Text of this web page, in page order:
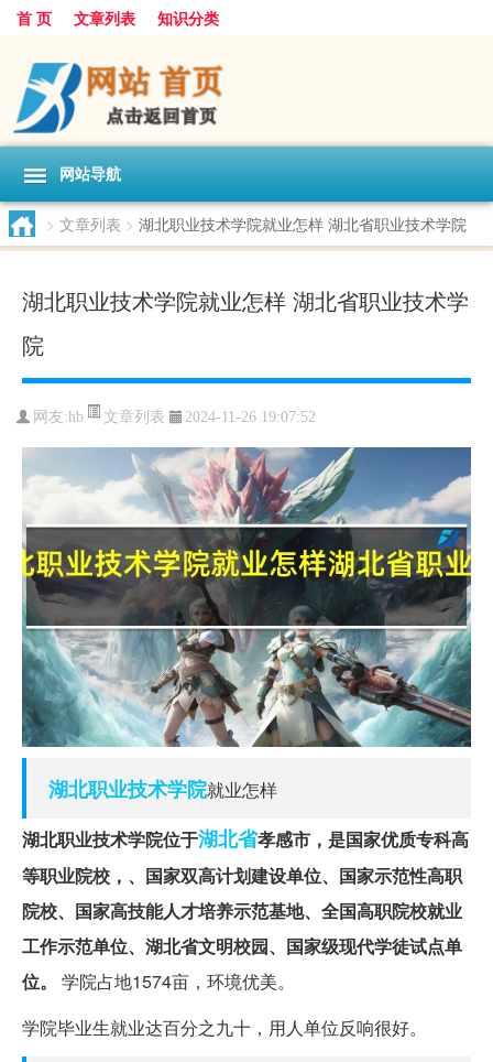
首 页 文章列表 知识分类
网站导航
> 文章列表 > 湖北职业技术学院就业怎样 湖北省职业技术学院
湖北职业技术学院就业怎样 湖北省职业技术学
院
网友:hb 文章列表 2024-11-26 19:07:52
湖北职业技术学院就业怎样
湖北职业技术学院位于湖北省孝感市，是国家优质专科高
等职业院校，、国家双高计划建设单位、国家示范性高职
院校、国家高技能人才培养示范基地、全国高职院校就业
工作示范单位、湖北省文明校园、国家级现代学徒试点单
位。
学院占地1574亩，环境优美。
学院毕业生就业达百分之九十，用人单位反响很好。